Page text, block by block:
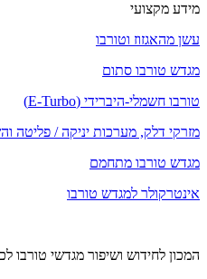
מידע מקצועי
עשן מהאגזוז וטורבו
מגדש טורבו סתום
טורבו חשמלי-היברידי (E-Turbo)
מזרקי דלק, מערכות יניקה / פליטה
מגדש טורבו מתחמם
אינטרקולר למגדש טורבו
המכון לחידוש ושיפור מגדשי טורבו